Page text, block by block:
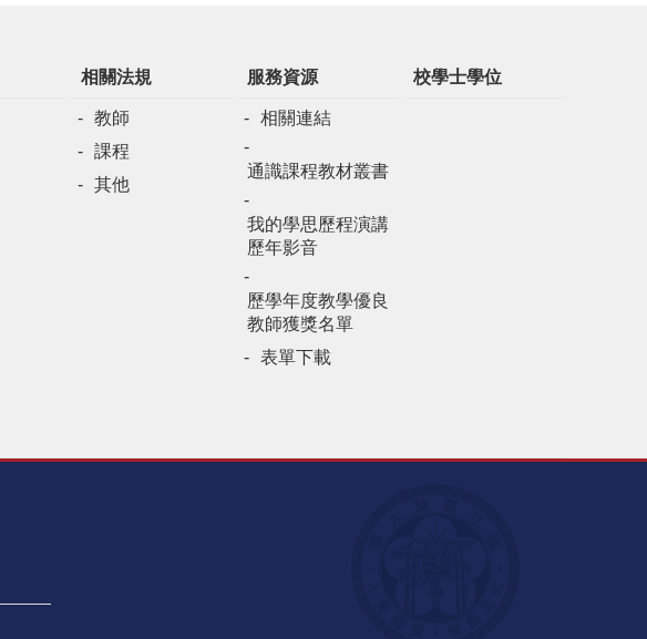
相關法規
教師
課程
其他
服務資源
相關連結
通識課程教材叢書
我的學思歷程演講
歷年影音
歷學年度教學優良
教師獲獎名單
表單下載
校學士學位